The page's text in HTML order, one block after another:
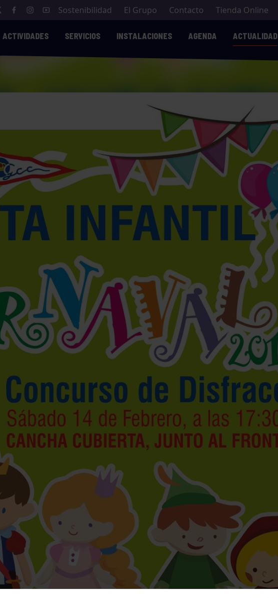
Sostenibilidad El Grupo Contacto Tienda Online
ACTIVIDADES SERVICIOS INSTALACIONES AGENDA ACTUALIDAD